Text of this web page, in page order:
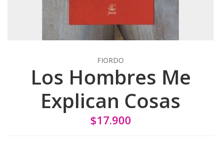
FIORDO
Los Hombres Me
Explican Cosas
$17.900